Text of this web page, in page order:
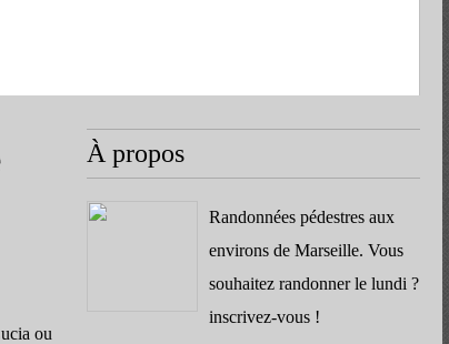
ou
À propos
Randonnées pédestres aux
environs de Marseille. Vous
souhaitez randonner le lundi ?
inscrivez-vous !